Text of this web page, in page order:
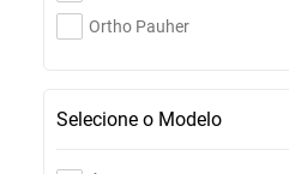
Ortho Pauher
Selecione o Modelo